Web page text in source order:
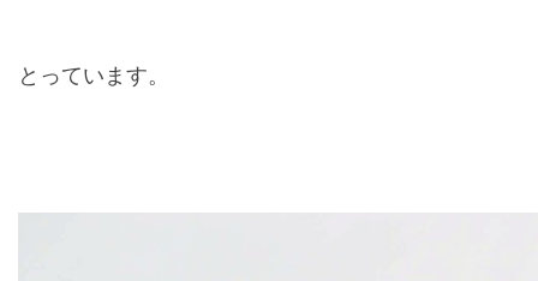
とっています。